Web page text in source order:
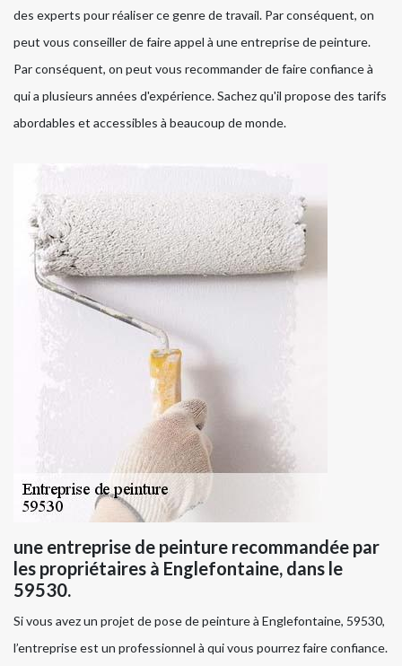
des experts pour réaliser ce genre de travail. Par conséquent, on
peut vous conseiller de faire appel à une entreprise de peinture.
Par conséquent, on peut vous recommander de faire confiance à
qui a plusieurs années d'expérience. Sachez qu'il propose des tarifs
abordables et accessibles à beaucoup de monde.
une entreprise de peinture recommandée par
les propriétaires à Englefontaine, dans le
59530.
Si vous avez un projet de pose de peinture à Englefontaine, 59530,
l’entreprise est un professionnel à qui vous pourrez faire confiance.